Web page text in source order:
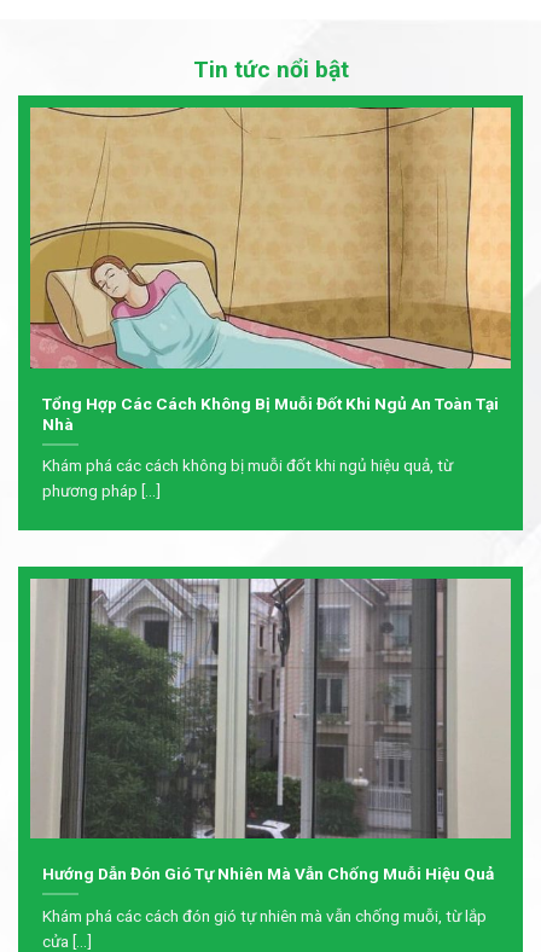
Tin tức nổi bật
Tổng Hợp Các Cách Không Bị Muỗi Đốt Khi Ngủ An Toàn Tại
Nhà
Khám phá các cách không bị muỗi đốt khi ngủ hiệu quả, từ
phương pháp [...]
Hướng Dẫn Đón Gió Tự Nhiên Mà Vẫn Chống Muỗi Hiệu Quả
Khám phá các cách đón gió tự nhiên mà vẫn chống muỗi, từ lắp
cửa [...]